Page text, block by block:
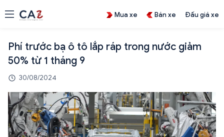
Mua xe Bán xe Đấu giá xe
Phí trước bạ ô tô lắp ráp trong nước giảm
50% từ 1 tháng 9
30/08/2024